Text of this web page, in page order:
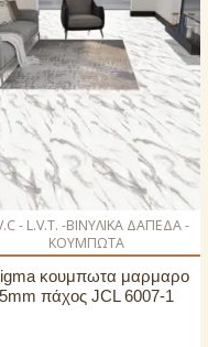
- L.V.T. -ΒΙΝΥΛΙΚΑ ΔΑΠΕΔΑ -
ΚΟΥΜΠΩΤΑ
κουμπωτα μαρμαρο
5mm πάχος JCL 6007-1